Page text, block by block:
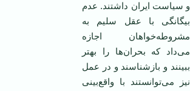
و سیاست ایران داشتند. عدم
بیگانگی با عقل سلیم به
مشروطه‌خواهان اجازه
می‌داد که بحران‌ها را بهتر
ببینند و بازشناسند و در عمل
نیز می‌توانستند با واقع‌بینی